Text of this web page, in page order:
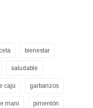
bienestar
saludable
cajú garbanzos
mani pimentón